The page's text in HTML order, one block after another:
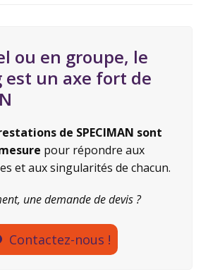
ou en groupe, le
est un axe fort de
de SPECIMAN sont
pour répondre aux
et aux singularités de chacun.
une demande de devis ?
Contactez-nous !